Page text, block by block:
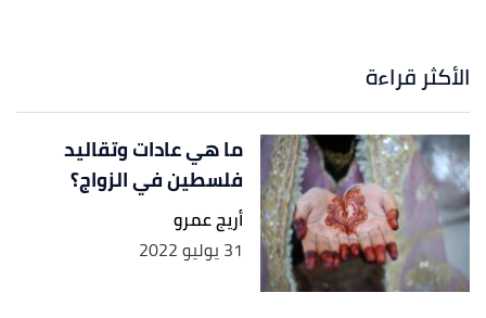
الأكثر قراءة
ما هي عادات وتقاليد
فلسطين في الزواج؟
أريج عمرو
31 يوليو 2022